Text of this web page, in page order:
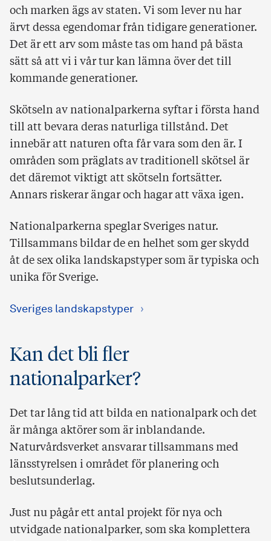
och marken ägs av staten. Vi som lever nu har
ärvt dessa egendomar från tidigare generationer.
Det är ett arv som måste tas om hand på bästa
sätt så att vi i vår tur kan lämna över det till
kommande generationer.
Skötseln av nationalparkerna syftar i första hand
till att bevara deras naturliga tillstånd. Det
innebär att naturen ofta får vara som den är. I
områden som präglats av traditionell skötsel är
det däremot viktigt att skötseln fortsätter.
Annars riskerar ängar och hagar att växa igen.
Nationalparkerna speglar Sveriges natur.
Tillsammans bildar de en helhet som ger skydd
åt de sex olika landskapstyper som är typiska och
unika för Sverige.
Sveriges landskapstyper
Kan det bli fler
nationalparker?
Det tar lång tid att bilda en nationalpark och det
är många aktörer som är inblandande.
Naturvårdsverket ansvarar tillsammans med
länsstyrelsen i området för planering och
beslutsunderlag.
Just nu pågår ett antal projekt för nya och
utvidgade nationalparker, som ska komplettera